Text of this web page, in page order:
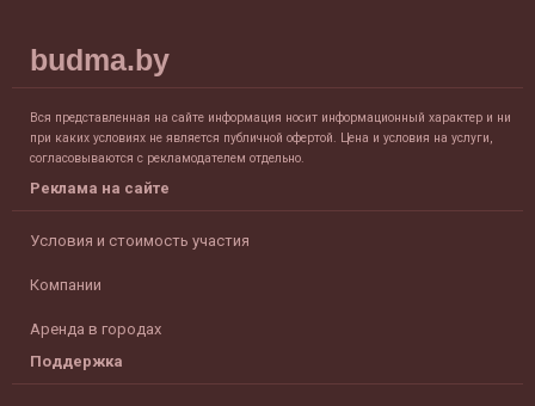
budma.by
Вся представленная на сайте информация носит информационный характер и ни
при каких условиях не является публичной офертой. Цена и условия на услуги,
согласовываются с рекламодателем отдельно.
Реклама на сайте
Условия и стоимость участия
Компании
Аренда в городах
Поддержка